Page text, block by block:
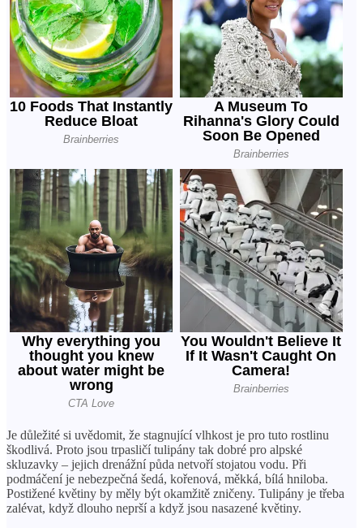
Je důležité si uvědomit, že stagnující vlhkost je pro tuto rostlinu
škodlivá. Proto jsou trpasličí tulipány tak dobré pro alpské
skluzavky – jejich drenážní půda netvoří stojatou vodu. Při
podmáčení je nebezpečná šedá, kořenová, měkká, bílá hniloba.
Postižené květiny by měly být okamžitě zničeny. Tulipány je třeba
zalévat, když dlouho neprší a když jsou nasazené květiny.